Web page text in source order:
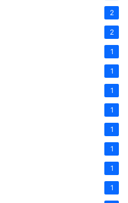
2
2
1
1
1
1
1
1
1
1